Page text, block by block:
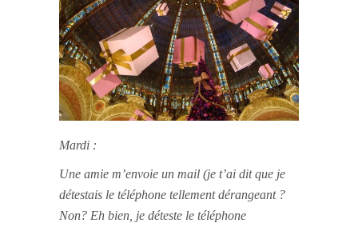
Mardi :
Une amie m’envoie un mail (je t’ai dit que je
détestais le téléphone tellement dérangeant ?
Non? Eh bien, je déteste le téléphone